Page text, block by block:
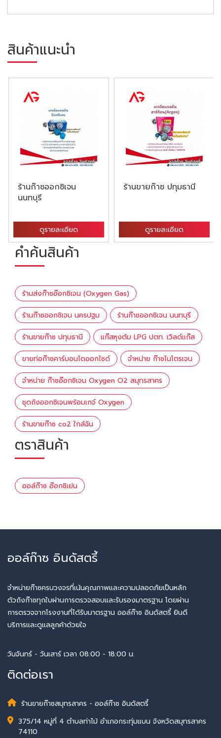
สินค้าแนะนำ
ร้านก๊าซออกซิเจน
นนทบุรี
ดูรายละเอียด
ร้านขายก๊าซ ปทุมธานี
ดูรายละเอียด
คำค้นสินค้า
ร้านส่งก๊าซอ๊อกซิเจน (Oxygen Gas)
ร้านก๊าซออกซิเจน นครปฐม ร้านก๊าซออกซิเจน นนทบุรี
ร้านขายก๊าซ ปทุมธานี แก๊สหุงต้ม LPG ปตท. เวิลด์แก๊ส
ขายท่อก๊าซคาร์บอนไดออกไซด์ จำหน่าย ก๊าซไนโตรเจน
จำหน่าย ก๊าซอ๊อกซิเจน Oxygen O2 สมุทรสาคร
ชุดถังออกซิเจนพร้อมเกจ์ Oxygen
ร้านขายก๊าซ co2 ใกล้ฉัน
ตราสินค้า
ออล์ก๊าซ อ๊อกซิเย่น
ออล์ก๊าซ อินดัสตรี้
จำหน่ายก๊าซครบวงจรที่เน้นคุณภาพและความปลอดภัยเป็นหลัก
ตัวถังก๊าซทุกใบผ่านการตรวจสอบและรับรองมาตรฐาน โดยผ่าน
การตรวจจากโรงงานที่ได้รับมาตรฐาน ออล์ก๊าซ อินดัสตรี้ ยินดี
บริการและดูแลลูกค้าด้วยใจ
วันจันทร์ - วันเสาร์ เวลา 08:00 - 18:00 น.
ติดต่อเรา
ร้านขายก๊าซสมุทรสาคร - ออล์ก๊าซ อินดัสตรี้
375/14 หมู่ที่ 4 ตำบลท่าไม้ อำเภอกระทุ่มแบน จังหวัดสมุทรสาคร
74110